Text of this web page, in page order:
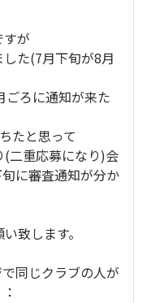
が
た(7月下旬が8月
ごろに通知が来た
たと思って
二重応募になり)会
に審査通知が分か
致します。
同じクラブの人が